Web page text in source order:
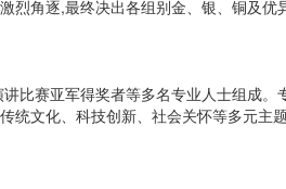
角逐,最终决出各组别金、银、铜及
比赛亚军得奖者等多名专业人士组成
文化、科技创新、社会关怀等多元主